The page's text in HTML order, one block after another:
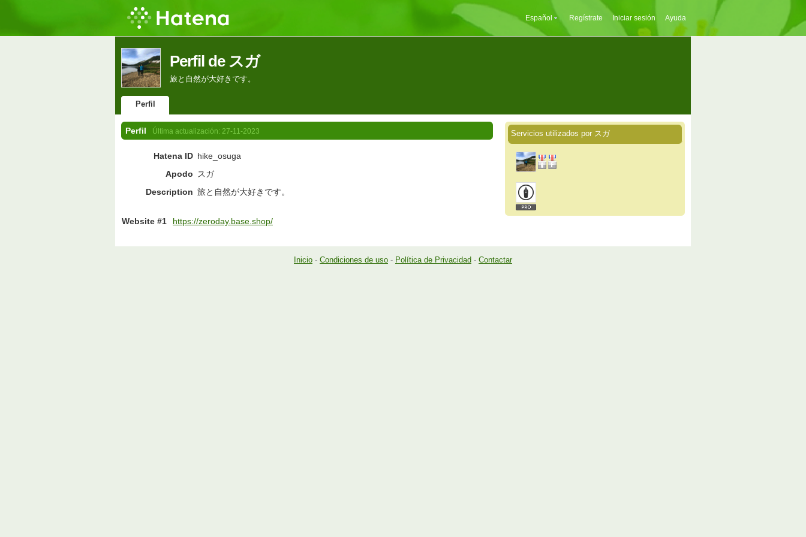
Español Regístrate Iniciar sesión Ayuda
Perfil de スガ
旅と自然が大好きです。
Perfil
Perfil Última actualización: 27-11-2023
Hatena ID hike_osuga
Apodo スガ
Description 旅と自然が大好きです。
Website #1 https://zeroday.base.shop/
Servicios utilizados por スガ
Inicio - Condiciones de uso - Política de Privacidad - Contactar